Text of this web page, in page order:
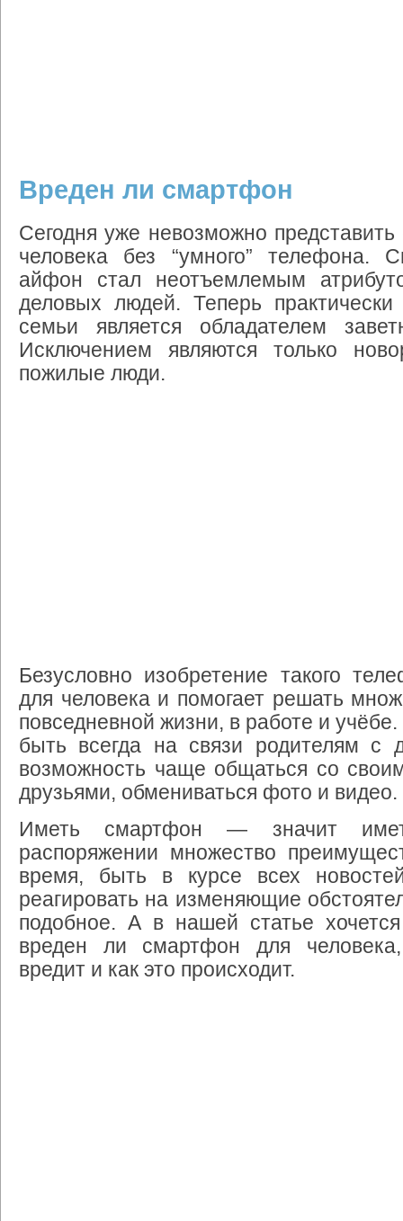
Вреден ли смартфон
Сегодня уже невозможно представить
человека
без “умного” телефона.
айфон
стал неотъемлемым
деловых людей.Теперь
практически
семьи
является обладателем
Исключением
являются только
пожилые люди.
Безусловно изобретение такого
для человека и помогает решать
повседневной жизни, в работе и учёбе.
быть всегда на связи родителям с
возможность чаще общаться со
друзьями, обмениваться фото и видео.
Иметь
смартфон — значит
распоряжении множество
время, быть в курсе всех
реагировать на изменяющие
подобное. А в нашей статье хочется
вреден
ли смартфон для человека
вредит и как это происходит.